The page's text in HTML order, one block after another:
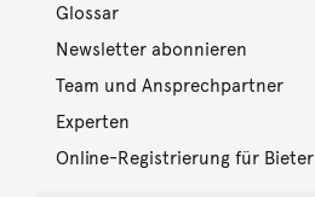
Glossar
Newsletter abonnieren
Team und Ansprechpartner
Experten
Online-Registrierung für Bieter